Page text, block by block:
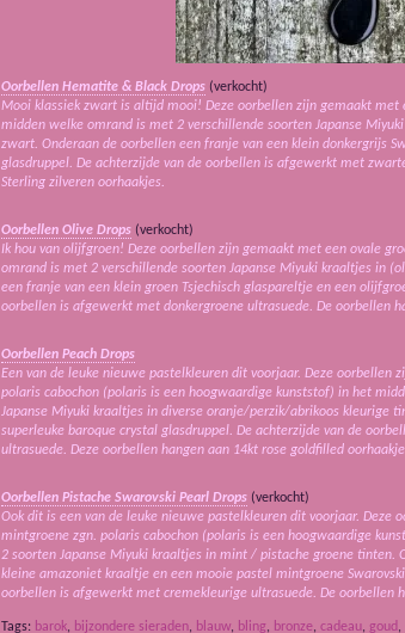
Oorbellen Hematite & Black Drops (verkocht)
Mooi klassiek zwart is altijd mooi! Deze oorbellen zijn gemaakt met
midden welke omrand is met 2 verschillende soorten Japanse
zwart. Onderaan de oorbellen een franje van een klein donkergrijs
glasdruppel. De achterzijde van de oorbellen is afgewerkt met
Sterling zilveren oorhaakjes.
Oorbellen Olive Drops (verkocht)
Ik hou van olijfgroen! Deze oorbellen zijn gemaakt met een ovale
omrand is met 2 verschillende soorten Japanse Miyuki kraaltjes in
een franje van een klein groen Tsjechisch glaspareltje en een
oorbellen is afgewerkt met donkergroene ultrasuede. De oorbellen
Oorbellen Peach Drops
Een van de leuke nieuwe pastelkleuren dit voorjaar. Deze oorbellen
polaris cabochon (polaris is een hoogwaardige kunststof) in het
Japanse Miyuki kraaltjes in diverse oranje/perzik/abrikoos kleurige
superleuke baroque crystal glasdruppel. De achterzijde van de
ultrasuede. Deze oorbellen hangen aan 14kt rose goldfilled
Oorbellen Pistache Swarovski Pearl Drops (verkocht)
Ook dit is een van de leuke nieuwe pastelkleuren dit voorjaar. Deze
mintgroene zgn. polaris cabochon (polaris is een hoogwaardige
2 soorten Japanse Miyuki kraaltjes in mint / pistache groene tinten.
kleine amazoniet kraaltje en een mooie pastel mintgroene
oorbellen is afgewerkt met cremekleurige ultrasuede. De oorbellen
Tags: barok, bijzondere sieraden, blauw, bling, bronze, cadeau, goud ,